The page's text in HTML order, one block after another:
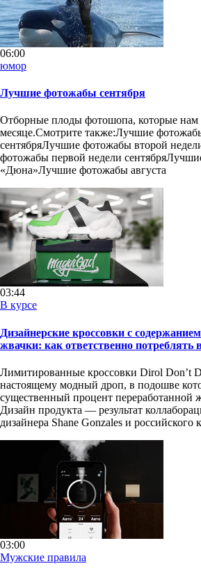
06:00
юмор
Лучшие фотожабы сентября
Отборные плоды фотошопа, которые нам
месяце.Смотрите также:Лучшие
сентябряЛучшие фотожабы второй
фотожабы первой недели
«Дюна»Лучшие фотожабы августа
03:44
В курсе
Дизайнерские кроссовки с
жвачки: как ответственно потреблять
Лимитированные кроссовки Dirol Don’t
настоящему модный дроп, в подошве
существенный процент переработанной
Дизайн продукта — результат
дизайнера Shane Gonzales и российского
03:00
Мужские правила